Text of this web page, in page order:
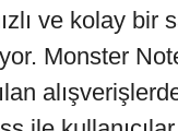
ve kolay bir
Monster